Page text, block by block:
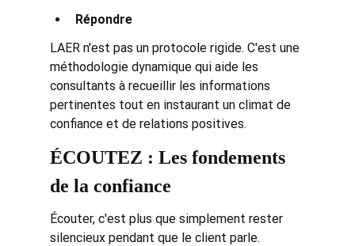
Répondre
LAER n'est pas un protocole rigide. C'est une
méthodologie dynamique qui aide les
consultants à recueillir les informations
pertinentes tout en instaurant un climat de
confiance et de relations positives.
ÉCOUTEZ : Les fondements
de la confiance
Écouter, c'est plus que simplement rester
silencieux pendant que le client parle.